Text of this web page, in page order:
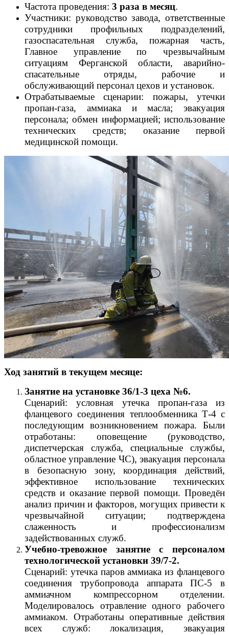
Частота проведения: 3 раза в месяц.
Участники: руководство завода, ответственные
сотрудники профильных подразделений,
газоспасательная служба, пожарная часть,
Главное управление по чрезвычайным
ситуациям Ферганской области, аварийно-
спасательные отряды, рабочие и
обслуживающий персонал цехов и установок.
Отрабатываемые сценарии: пожары, утечки
пропан-газа, аммиака и масла; эвакуация
персонала; обмен информацией; использование
технических средств; оказание первой
медицинской помощи.
Ход занятий в текущем месяце:
Занятие на установке 36/1-3 цеха №6.
Сценарий: условная утечка пропан-газа из
фланцевого соединения теплообменника Т-4 с
последующим возникновением пожара. Были
отработаны: оповещение (руководство,
диспетчерская служба, специальные службы,
областное управление ЧС), эвакуация персонала
в безопасную зону, координация действий,
эффективное использование технических
средств и оказание первой помощи. Проведён
анализ причин и факторов, могущих привести к
чрезвычайной ситуации; подтверждена
слаженность и профессионализм
задействованных служб.
Учебно-тревожное занятие с персоналом
технологической установки 39/7-2.
Сценарий: утечка паров аммиака из фланцевого
соединения трубопровода аппарата ПС-5 в
аммиачном компрессорном отделении.
Моделировалось отравление одного рабочего
аммиаком. Отработаны оперативные действия
всех служб: локализация, эвакуация